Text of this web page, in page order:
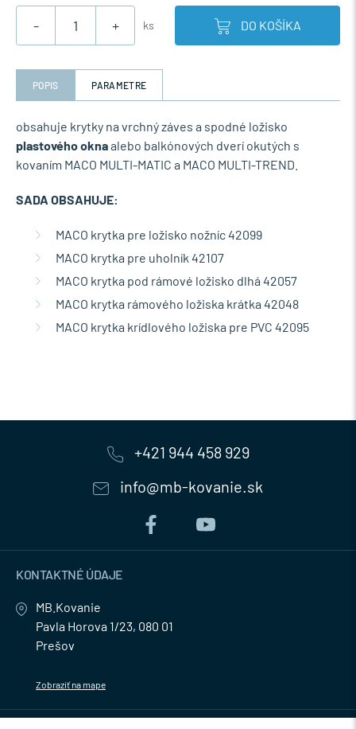
- + ks DO KOŠÍKA
POPIS PARAMETRE
obsahuje krytky na vrchný záves a spodné ložisko
plastového oknaalebo balkónových dverí okutých s
kovaním MACO MULTI-MATIC a MACO MULTI-TREND.
SADA OBSAHUJE:
MACO krytka pre ložisko nožníc 42099
MACO krytka pre uholník 42107
MACO krytka pod rámové ložisko dlhá 42057
MACO krytka rámového ložiska krátka 42048
MACO krytka krídlového ložiska pre PVC 42095
+421 944 458 929
info@mb-kovanie.sk
KONTAKTNÉ ÚDAJE
MB.Kovanie
Pavla Horova 1/23, 080 01
Prešov
Zobraziť na mape